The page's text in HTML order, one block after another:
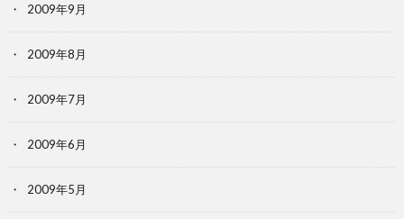
2009年9月
2009年8月
2009年7月
2009年6月
2009年5月